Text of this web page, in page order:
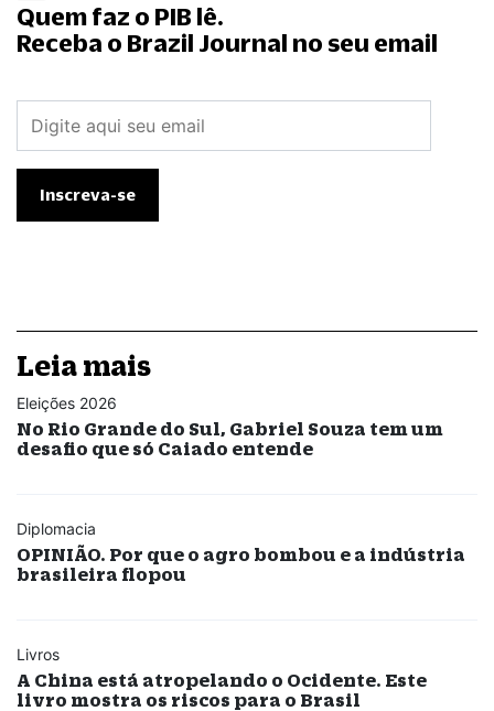
Quem faz o PIB lê.
Receba o Brazil Journal no seu email
Leia mais
Eleições 2026
No Rio Grande do Sul, Gabriel Souza tem um
desafio que só Caiado entende
Diplomacia
OPINIÃO. Por que o agro bombou e a indústria
brasileira flopou
Livros
A China está atropelando o Ocidente. Este
livro mostra os riscos para o Brasil